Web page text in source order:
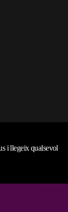
i llegeix qualsevol